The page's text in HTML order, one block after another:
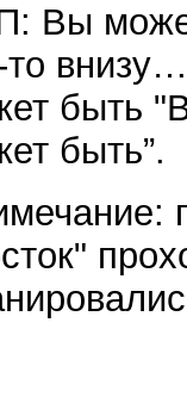
Вы
то
быть
быть”.